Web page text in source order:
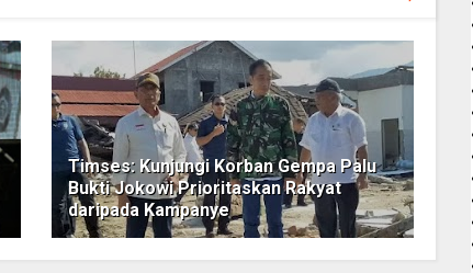
Timses: Kunjungi Korban Gempa Palu
Bukti Jokowi Prioritaskan Rakyat
daripada Kampanye